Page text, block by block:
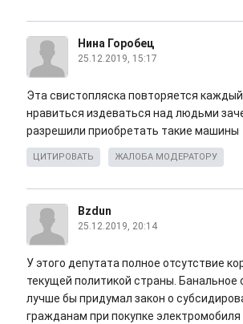
Нина Горобец
25.12.2019, 15:17
Эта свистопляска повторяется
нравиться издеваться над людьми
разрешили приобретать такие машины
ЦИТИРОВАТЬ ЖАЛОБА МОДЕРАТОРУ
Bzdun
25.12.2019, 20:14
У этого депутата полное отсутствие
текущей политикой страны. Банальное
лучше бы придумал закон о
гражданам при покупке электромобиля